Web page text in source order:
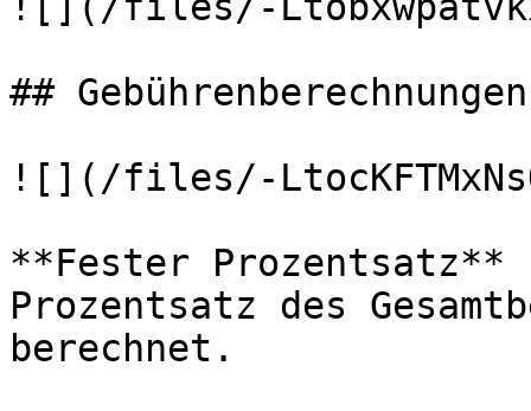
## Gebührenberechnungen
![](/files/-
**Fester Prozentsatz**
Prozentsatz des
berechnet.